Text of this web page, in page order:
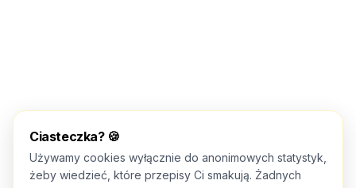
Ciasteczka? 🍪
Używamy cookies wyłącznie do anonimowych statystyk,
żeby wiedzieć, które przepisy Ci smakują. Żadnych